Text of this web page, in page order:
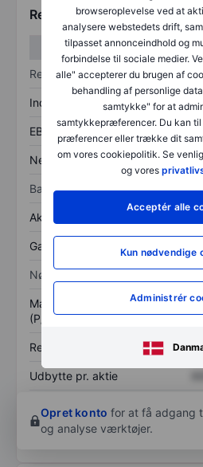
browseroplevelse ved at
analysere webstedets drift,
tilpasset annonceindhold og
forbindelse til sociale medier.
alle" accepterer du brugen af
behandling af personlige
samtykke" for at
samtykkepræferencer. Du kan
præferencer eller trække dit
om vores cookiepolitik. Se
og vores
Acceptér alle
Kun nødvendige
Administrér
Regnskabstal
Resultatopgørelse
Indtægter
EBITDA
Nettoresultat
Balance
Aktiver i alt
Gæld
Nøgletal
Markedsværdi/omsætning
(P/S)
Resultat pr. aktie (EPS)
Udbytte pr. aktie
Opret konto for at få adgang
og analyse værktøjer.